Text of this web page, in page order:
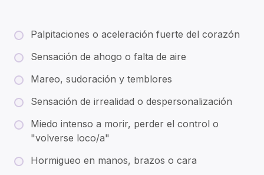
Palpitaciones o aceleración fuerte del corazón
Sensación de ahogo o falta de aire
Mareo, sudoración y temblores
Sensación de irrealidad o despersonalización
Miedo intenso a morir, perder el control o
"volverse loco/a"
Hormigueo en manos, brazos o cara